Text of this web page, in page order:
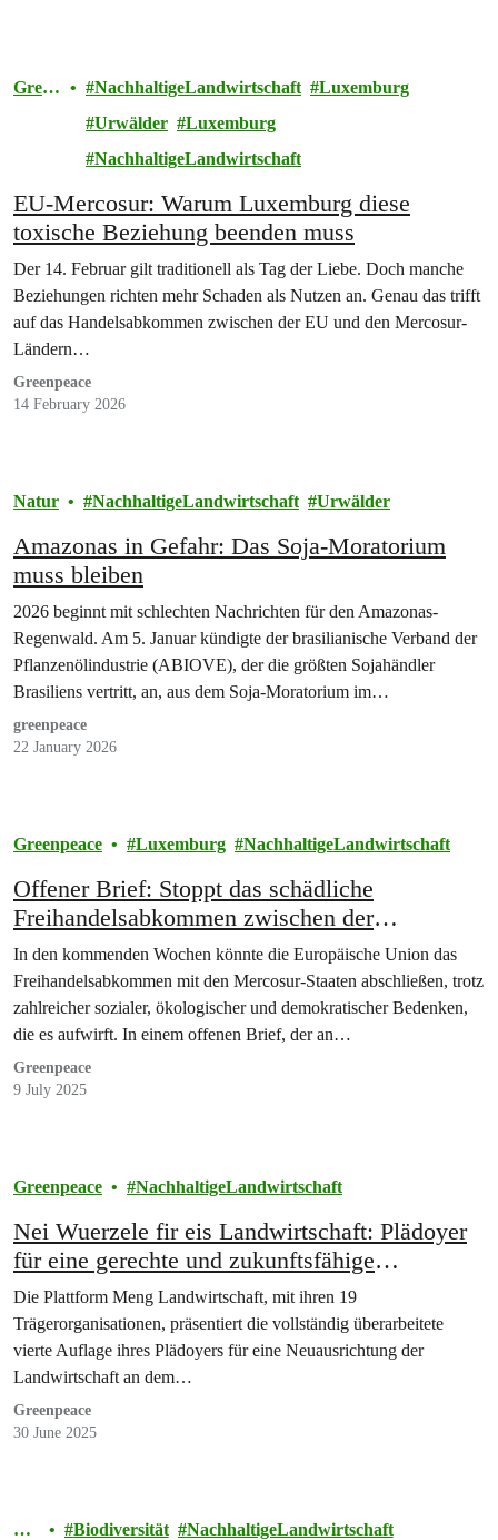
Green
NachhaltigeLandwirtschaft
Luxemburg
Urwälder
Luxemburg
NachhaltigeLandwirtschaft
EU-Mercosur: Warum Luxemburg diese
toxische Beziehung beenden muss
Der 14. Februar gilt traditionell als Tag der Liebe. Doch manche
Beziehungen richten mehr Schaden als Nutzen an. Genau das trifft
auf das Handelsabkommen zwischen der EU und den Mercosur-
Ländern…
Greenpeace
14 February 2026
Natur NachhaltigeLandwirtschaft Urwälder
Amazonas in Gefahr: Das Soja-Moratorium
muss bleiben
2026 beginnt mit schlechten Nachrichten für den Amazonas-
Regenwald. Am 5. Januar kündigte der brasilianische Verband der
Pflanzenölindustrie (ABIOVE), der die größten Sojahändler
Brasiliens vertritt, an, aus dem Soja-Moratorium im
Amazonasgebiet…
greenpeace
22 January 2026
Greenpeace Luxemburg NachhaltigeLandwirtschaft
Offener Brief: Stoppt das schädliche
Freihandelsabkommen zwischen der
Europäischen Union und den Mercosur-
Staaten!
In den kommenden Wochen könnte die Europäische Union das
Freihandelsabkommen mit den Mercosur-Staaten abschließen, trotz
zahlreicher sozialer, ökologischer und demokratischer Bedenken,
die es aufwirft. In einem offenen Brief, der an…
Greenpeace
9 July 2025
Greenpeace NachhaltigeLandwirtschaft
Nei Wuerzele fir eis Landwirtschaft: Plädoyer
für eine gerechte und zukunftsfähige
Agrarpolitik
Die Plattform Meng Landwirtschaft, mit ihren 19
Trägerorganisationen, präsentiert die vollständig überarbeitete
vierte Auflage ihres Plädoyers für eine Neuausrichtung der
Landwirtschaft an dem…
Greenpeace
30 June 2025
Na
Biodiversität
NachhaltigeLandwirtschaft